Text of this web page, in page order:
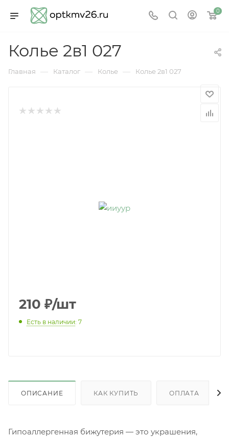
0
Колье 2в1 027
Главная — Каталог — Колье — Колье 2в1 027
210 ₽/шт
Есть в наличии: 7
ОПИСАНИЕ КАК КУПИТЬ ОПЛАТА
Гипоаллергенная бижутерия — это украшения,